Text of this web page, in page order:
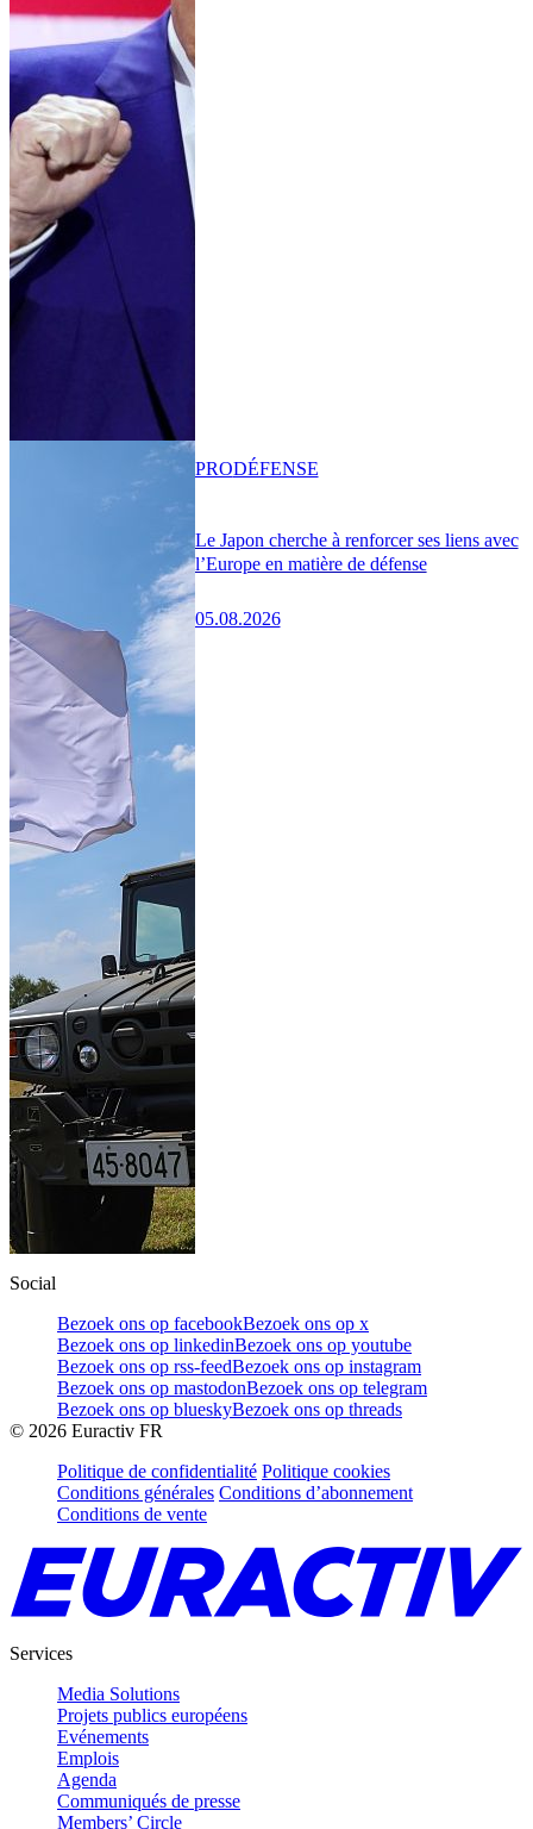
Le Japon cherche à renforcer ses liens avec
l’Europe en matière de défense
05.08.2026
PRODÉFENSE
Social
Bezoek ons op facebookBezoek ons op x
Bezoek ons op linkedinBezoek ons op youtube
Bezoek ons op rss-feedBezoek ons op instagram
Bezoek ons op mastodonBezoek ons op telegram
Bezoek ons op blueskyBezoek ons op threads
© 2026 Euractiv FR
Politique de confidentialité Politique cookies
Conditions générales Conditions d’abonnement
Conditions de vente
Services
Media Solutions
Projets publics européens
Evénements
Emplois
Agenda
Communiqués de presse
Members’ Circle